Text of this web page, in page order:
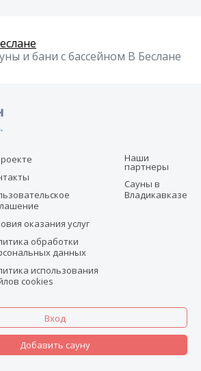
и бани с бассейном В Беслане
оказания услуг
обработки
данных
использования
cookies
Наши
партнеры
Сауны в
Владикавказе
Вход
Добавить сауну